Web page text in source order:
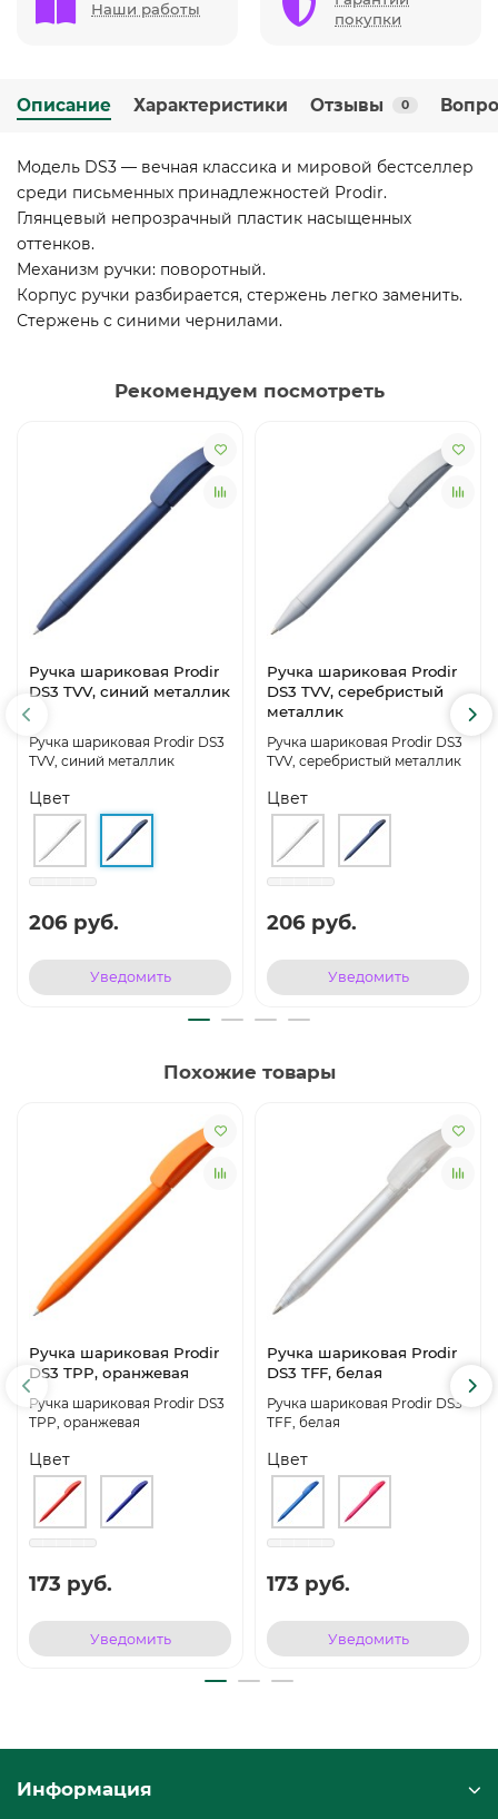
Наши работы
покупки
Описание Характеристики Отзывы 0
Модель DS3 — вечная классика и мировой бестселлер
среди письменных принадлежностей Prodir.
Глянцевый непрозрачный пластик насыщенных
оттенков.
Механизм ручки: поворотный.
Корпус ручки разбирается, стержень легко заменить.
Стержень с синими чернилами.
Рекомендуем посмотреть
Ручка шариковая Prodir
DS3 TVV, синий металлик
Ручка шариковая Prodir DS3
TVV, синий металлик
Цвет
206 руб.
Уведомить
Ручка шариковая Prodir
DS3 TVV, серебристый
металлик
Ручка шариковая Prodir DS3
TVV, серебристый металлик
Цвет
206 руб.
Уведомить
Похожие товары
Ручка шариковая Prodir
DS3 TPP, оранжевая
Ручка шариковая Prodir DS3
TPP, оранжевая
Цвет
173 руб.
Уведомить
Ручка шариковая Prodir
DS3 TFF, белая
Ручка шариковая Prodir DS3
TFF, белая
Цвет
173 руб.
Уведомить
Информация